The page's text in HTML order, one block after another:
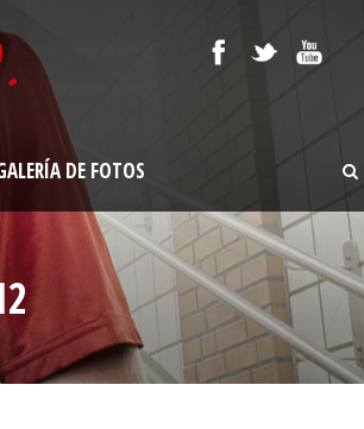
DE FOTOS